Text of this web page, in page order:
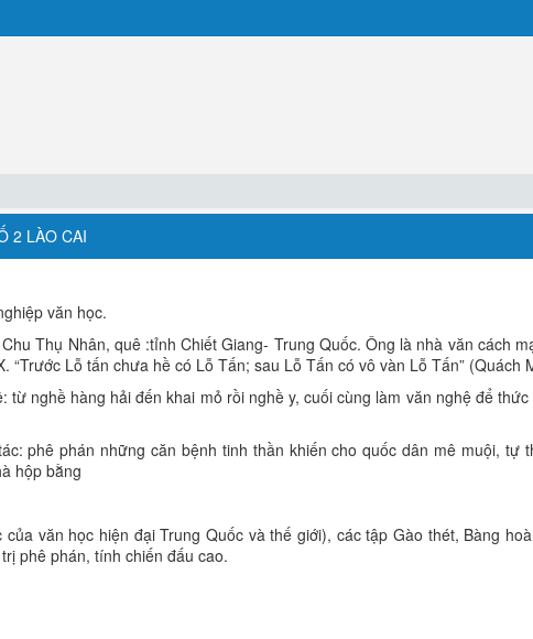
2 LÀO CAI
văn học.
Thụ Nhân, quê :tỉnh Chiết Giang- Trung Quốc. Ông là nhà văn cách
“Trước Lỗ tấn chưa hề có Lỗ Tấn; sau Lỗ Tấn có vô vàn Lỗ Tấn” (Quách
từ nghề hàng hải đến khai mỏ rồi nghề y, cuối cùng làm văn nghệ để
phê phán những căn bệnh tinh thần khiến cho quốc dân mê muội, tự
hộp bằng
văn học hiện đại Trung Quốc và thế giới), các tập Gào thét, Bàng
phê phán, tính chiến đấu cao.